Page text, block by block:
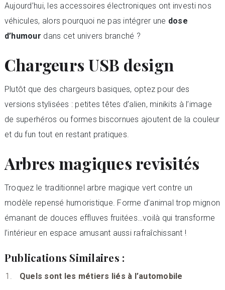
Aujourd’hui, les accessoires électroniques ont investi nos
véhicules, alors pourquoi ne pas intégrer une dose
d’humour dans cet univers branché ?
Chargeurs USB design
Plutôt que des chargeurs basiques, optez pour des
versions stylisées : petites têtes d’alien, minikits à l’image
de superhéros ou formes biscornues ajoutent de la couleur
et du fun tout en restant pratiques.
Arbres magiques revisités
Troquez le traditionnel arbre magique vert contre un
modèle repensé humoristique. Forme d’animal trop mignon
émanant de douces effluves fruitées…voilà qui transforme
l’intérieur en espace amusant aussi rafraîchissant !
Publications Similaires :
Quels sont les métiers liés à l’automobile